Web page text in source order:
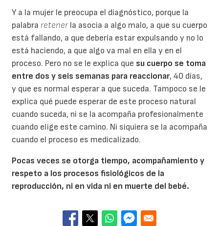
Y a la mujer le preocupa el diagnóstico, porque la
palabra retenerla asocia a algo malo, a que su cuerpo
está fallando, a que debería estar expulsando y no lo
está haciendo, a que algo va mal en ella y en el
proceso. Pero no se le explica que su cuerpo se toma
entre dos y seis semanas para reaccionar, 40 días,
y que es normal esperar a que suceda. Tampoco se le
explica qué puede esperar de este proceso natural
cuando suceda, ni se la acompaña profesionalmente
cuando elige este camino. Ni siquiera se la acompaña
cuando el proceso es medicalizado.
Pocas veces se otorga tiempo, acompañamiento y
respeto a los procesos fisiológicos de la
reproducción, ni en vida ni en muerte del bebé.